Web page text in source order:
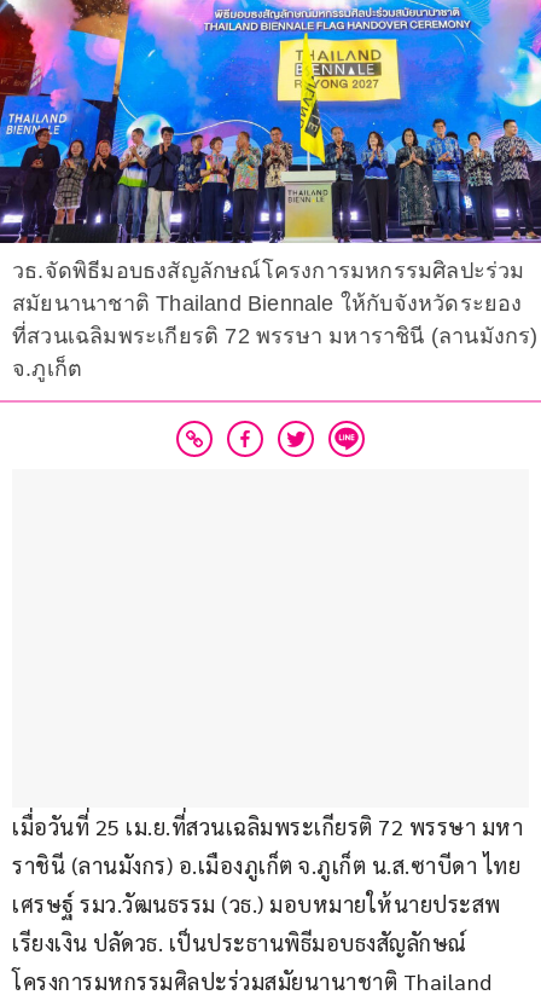
วธ.จัดพิธีมอบธงสัญลักษณ์โครงการมหกรรมศิลปะร่วม
สมัยนานาชาติ Thailand Biennale ให้กับจังหวัดระยอง
ที่สวนเฉลิมพระเกียรติ 72 พรรษา มหาราชินี (ลานมังกร)
จ.ภูเก็ต
เมื่อวันที่ 25 เม.ย.ที่สวนเฉลิมพระเกียรติ 72 พรรษา มหา
ราชินี (ลานมังกร) อ.เมืองภูเก็ต จ.ภูเก็ต น.ส.ซาบีดา ไทย
เศรษฐ์ รมว.วัฒนธรรม (วธ.) มอบหมายให้นายประสพ
เรียงเงิน ปลัดวธ. เป็นประธานพิธีมอบธงสัญลักษณ์
โครงการมหกรรมศิลปะร่วมสมัยนานาชาติ Thailand